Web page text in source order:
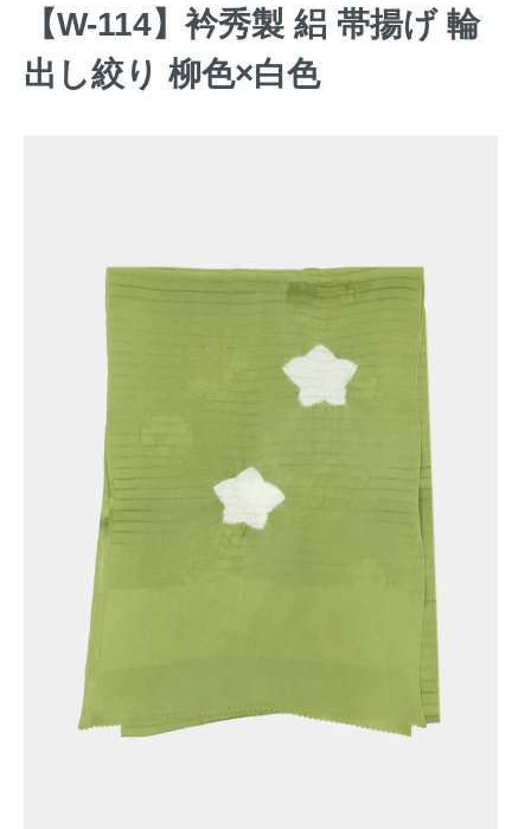
【W-114】衿秀製 絽 帯揚げ 輪
出し絞り 柳色×白色